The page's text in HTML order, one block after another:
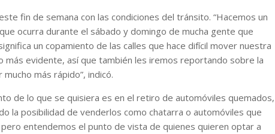
fin de semana con las condiciones del tránsito. “Hacemos un
ocurra durante el sábado y domingo de mucha gente que
un copamiento de las calles que hace difícil mover nuestra
más evidente, así que también les iremos reportando sobre la
más rápido”, indicó.
de lo que se quisiera es en el retiro de automóviles quemados,
la posibilidad de venderlos como chatarra o automóviles que
entendemos el punto de vista de quienes quieren optar a